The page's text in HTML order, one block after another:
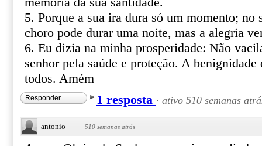
5. Porque a sua ira dura só um momento; no
choro pode durar uma noite, mas a alegria
6. Eu dizia na minha prosperidade: Não
senhor pela saúde e proteção. A
todos. Amém
Responder 1 resposta · ativo 510 semanas
antonio · 510 semanas atrás